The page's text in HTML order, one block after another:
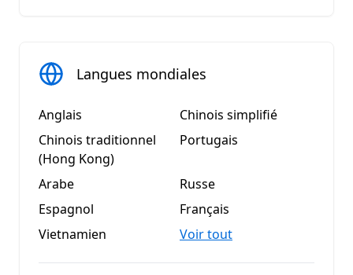
Langues mondiales
Anglais
Chinois simplifié
Chinois traditionnel
(Hong Kong)
Portugais
Arabe
Russe
Espagnol
Français
Vietnamien
Voir tout